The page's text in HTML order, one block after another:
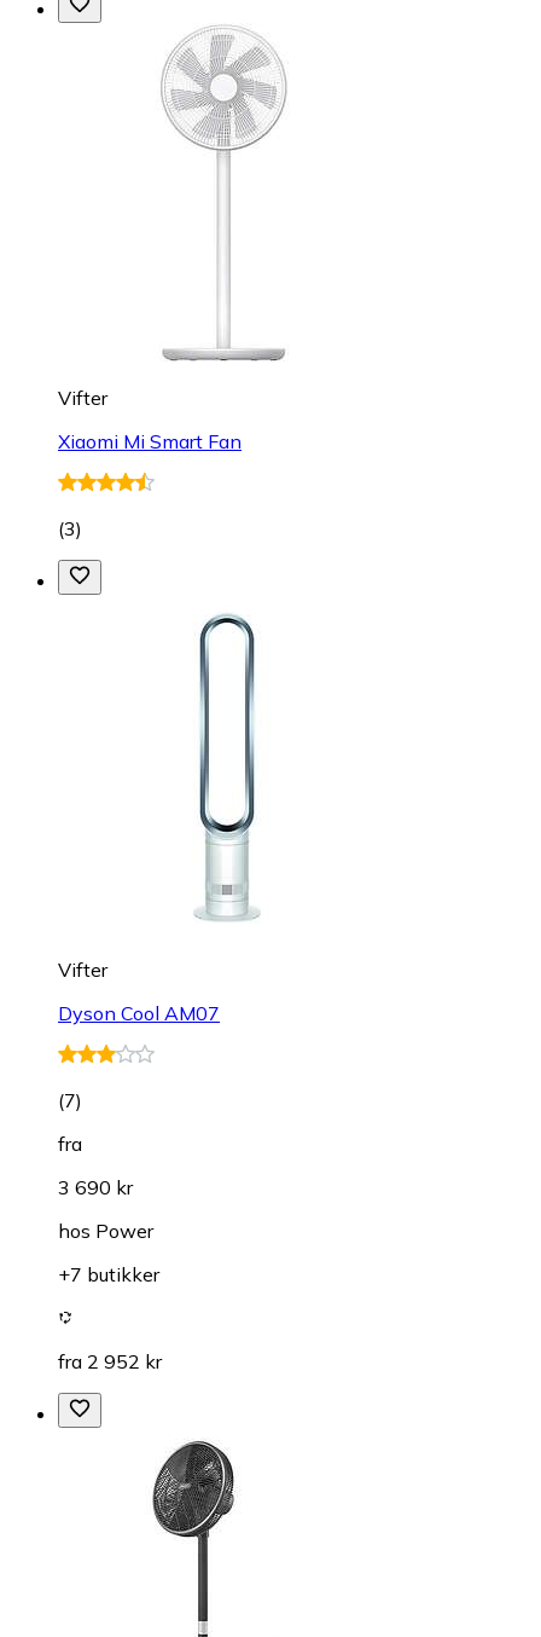
Vifter
Xiaomi Mi Smart Fan
(3)
Vifter
Dyson Cool AM07
(7)
fra
3 690 kr
hos Power
+7 butikker
fra 2 952 kr